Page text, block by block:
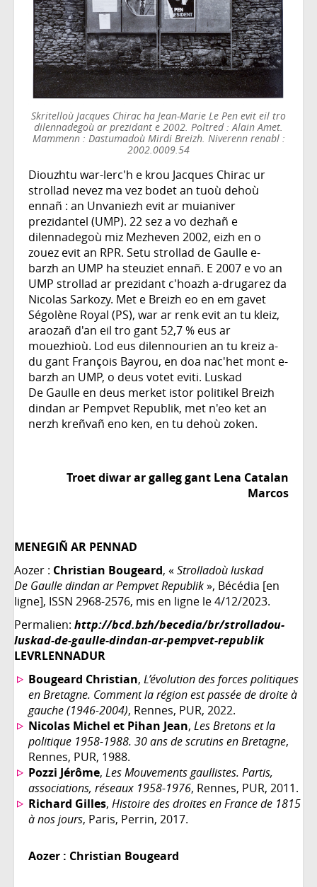
Skritelloù Jacques Chirac ha Jean-Marie Le Pen evit eil tro
dilennadegoù ar prezidant e 2002. Poltred : Alain Amet.
Mammenn : Dastumadoù Mirdi Breizh. Niverenn renabl :
2002.0009.54
Diouzhtu war-lerc'h e krou Jacques Chirac ur
strollad nevez ma vez bodet an tuoù dehoù
ennañ : an Unvaniezh evit ar muianiver
prezidantel (UMP). 22 sez a vo dezhañ e
dilennadegoù miz Mezheven 2002, eizh en o
zouez evit an RPR. Setu strollad de Gaulle e-
barzh an UMP ha steuziet ennañ. E 2007 e vo an
UMP strollad ar prezidant c'hoazh a-drugarez da
Nicolas Sarkozy. Met e Breizh eo en em gavet
Ségolène Royal (PS), war ar renk evit an tu kleiz,
araozañ d'an eil tro gant 52,7 % eus ar
mouezhioù. Lod eus dilennourien an tu kreiz a-
du gant François Bayrou, en doa nac'het mont e-
barzh an UMP, o deus votet eviti. Luskad
De Gaulle en deus merket istor politikel Breizh
dindan ar Pempvet Republik, met n'eo ket an
nerzh kreñvañ eno ken, en tu dehoù zoken.
Troet diwar ar galleg gant Lena Catalan
Marcos
MENEGIÑ AR PENNAD
Aozer : Christian Bougeard, «Strolladoù luskad
De Gaulle dindan ar Pempvet Republik», Bécédia [en
ligne], ISSN 2968-2576, mis en ligne le 4/12/2023.
Permalien: http://bcd.bzh/becedia/br/strolladou-
luskad-de-gaulle-dindan-ar-pempvet-republik
LEVRLENNADUR
Bougeard Christian, L’évolution des forces politiques
en Bretagne. Comment la région est passée de droite à
gauche (1946-2004), Rennes, PUR, 2022.
Nicolas Michel et Pihan Jean, Les Bretons et la
politique 1958-1988. 30 ans de scrutins en Bretagne,
Rennes, PUR, 1988.
Pozzi Jérôme, Les Mouvements gaullistes. Partis,
associations, réseaux 1958-1976, Rennes, PUR, 2011.
Richard Gilles, Histoire des droites en France de 1815
à nos jours, Paris, Perrin, 2017.
Aozer : Christian Bougeard